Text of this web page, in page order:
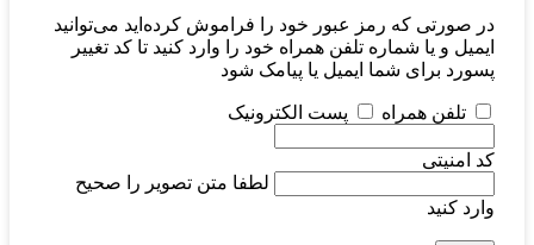
در صورتی که رمز عبور خود را فراموش کرده‌اید می‌توانید
ایمیل و یا شماره تلفن همراه خود را وارد کنید تا کد تغییر
پسورد برای شما ایمیل یا پیامک شود
تلفن همراه پست الکترونیک
کد امنیتی
لطفا متن تصویر را صحیح
وارد کنید